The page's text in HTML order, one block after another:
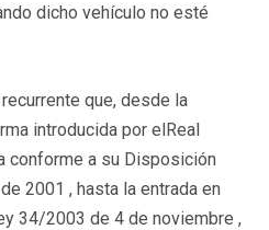
dicho vehículo no esté
que, desde la
introducida por elReal
conforme a su Disposición
2001 , hasta la entrada en
34/2003 de 4 de noviembre ,